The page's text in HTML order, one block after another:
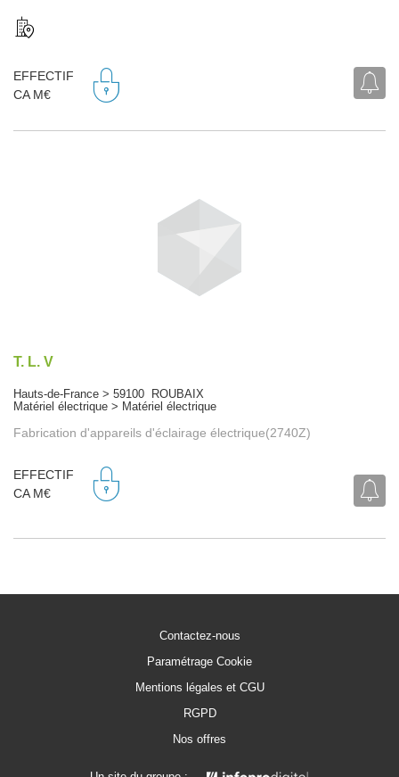
EFFECTIF
CA M€
T. L. V
Hauts-de-France > 59100 ROUBAIX
Matériel électrique > Matériel électrique
Fabrication d'appareils d'éclairage électrique(2740Z)
EFFECTIF
CA M€
Contactez-nous
Paramétrage Cookie
Mentions légales et CGU
RGPD
Nos offres